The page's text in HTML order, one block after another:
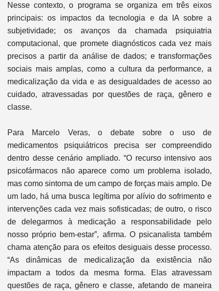
Nesse contexto, o programa se organiza em três eixos
principais: os impactos da tecnologia e da IA sobre a
subjetividade; os avanços da chamada psiquiatria
computacional, que promete diagnósticos cada vez mais
precisos a partir da análise de dados; e transformações
sociais mais amplas, como a cultura da performance, a
medicalização da vida e as desigualdades de acesso ao
cuidado, atravessadas por questões de raça, gênero e
classe.
Para Marcelo Veras, o debate sobre o uso de
medicamentos psiquiátricos precisa ser compreendido
dentro desse cenário ampliado. “O recurso intensivo aos
psicofármacos não aparece como um problema isolado,
mas como sintoma de um campo de forças mais amplo. De
um lado, há uma busca legítima por alívio do sofrimento e
intervenções cada vez mais sofisticadas; de outro, o risco
de delegarmos à medicação a responsabilidade pelo
nosso próprio bem-estar”, afirma. O psicanalista também
chama atenção para os efeitos desiguais desse processo.
“As dinâmicas de medicalização da existência não
impactam a todos da mesma forma. Elas atravessam
questões de raça, gênero e classe, afetando de maneira